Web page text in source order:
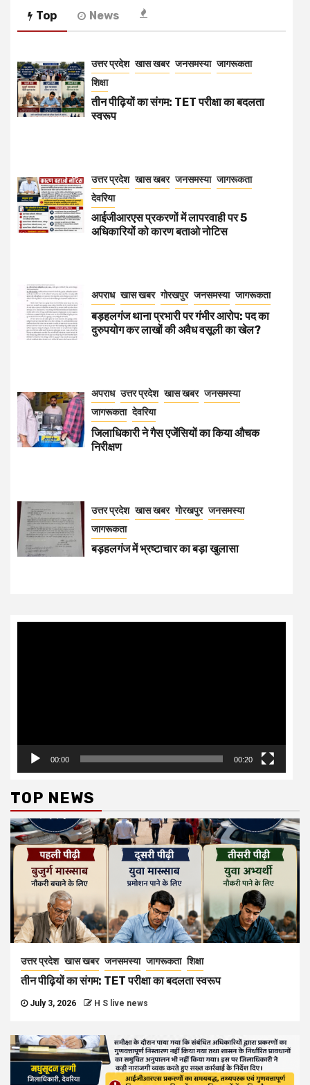
Top News
उत्तर प्रदेश खास खबर जनसमस्या जागरूकता
शिक्षा
तीन पीढ़ियों का संगम: TET परीक्षा का बदलता
स्वरूप
उत्तर प्रदेश खास खबर जनसमस्या जागरूकता
देवरिया
आईजीआरएस प्रकरणों में लापरवाही पर 5
अधिकारियों को कारण बताओ नोटिस
अपराध खास खबर गोरखपुर जनसमस्या जागरूकता
बड़हलगंज थाना प्रभारी पर गंभीर आरोप: पद का
दुरुपयोग कर लाखों की अवैध वसूली का खेल?
अपराध उत्तर प्रदेश खास खबर जनसमस्या
जागरूकता देवरिया
जिलाधिकारी ने गैस एजेंसियों का किया औचक
निरीक्षण
उत्तर प्रदेश खास खबर गोरखपुर जनसमस्या
जागरूकता
बड़हलगंज में भ्रष्टाचार का बड़ा खुलासा
00:00 00:20
TOP NEWS
उत्तर प्रदेश खास खबर जनसमस्या जागरूकता शिक्षा
तीन पीढ़ियों का संगम: TET परीक्षा का बदलता स्वरूप
July 3, 2026 H S live news